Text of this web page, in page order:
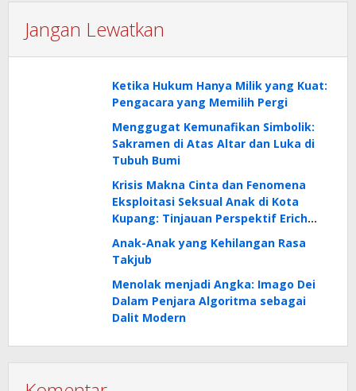
Jangan Lewatkan
Ketika Hukum Hanya Milik yang Kuat:
Pengacara yang Memilih Pergi
Menggugat Kemunafikan Simbolik:
Sakramen di Atas Altar dan Luka di
Tubuh Bumi
Krisis Makna Cinta dan Fenomena
Eksploitasi Seksual Anak di Kota
Kupang: Tinjauan Perspektif Erich
Fromm
Anak-Anak yang Kehilangan Rasa
Takjub
Menolak menjadi Angka: Imago Dei
Dalam Penjara Algoritma sebagai
Dalit Modern